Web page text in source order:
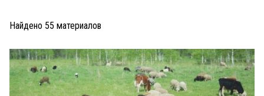
ПРОИСШЕСТВИЯ
СТИЛЬ ЖИЗНИ
Найдено 55 материалов